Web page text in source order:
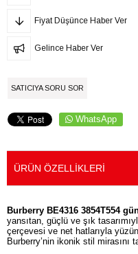
Fiyat Düşünce Haber Ver
Gelince Haber Ver
SATICIYA SORU SOR
WhatsApp
ÜRÜN ÖZELLIKLERI
Burberry BE4316 3854T554
yansıtan, güçlü ve şık
çerçevesi ve net hatlarıyla
Burberry’nin ikonik stil